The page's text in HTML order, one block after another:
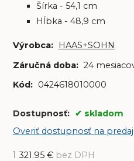
Šírka - 54,1 cm
Hĺbka - 48,9 cm
Výrobca: HAAS+SOHN
Záručná doba: 24
Kód: 0424618010000
Dostupnosť:
skladom
Overiť dostupnosť na
1 321.95€ bez DPH